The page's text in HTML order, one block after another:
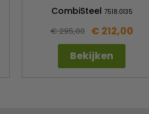
CombiSteel 7518.0135
€ 295,00
€ 212,00
Bekijken